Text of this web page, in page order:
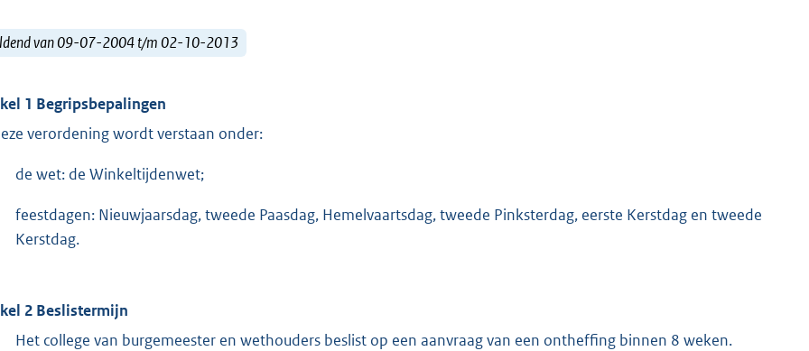
van 09-07-2004 t/m 02-10-2013
1 Begripsbepalingen
verordening wordt verstaan onder:
de wet: de Winkeltijdenwet;
feestdagen: Nieuwjaarsdag, tweede Paasdag, Hemelvaartsdag, tweede Pinksterdag, eerste Kerstdag en tweede
Kerstdag.
2 Beslistermijn
Het college van burgemeester en wethouders beslist op een aanvraag van een ontheffing binnen 8 weken.